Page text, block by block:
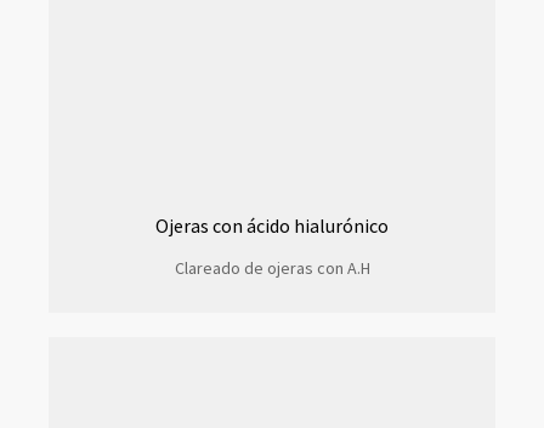
Ojeras con ácido hialurónico
Clareado de ojeras con A.H